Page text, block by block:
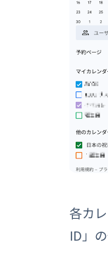
各カ
ID」